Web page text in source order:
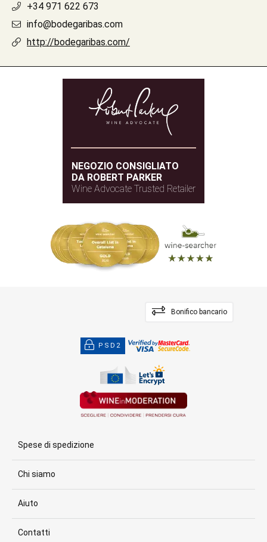
+34 971 622 673
info@bodegaribas.com
http://bodegaribas.com/
NEGOZIO CONSIGLIATO
DA ROBERT PARKER
Wine Advocate Trusted Retailer
Bonifico bancario
PSD2
Spese di spedizione
Chi siamo
Aiuto
Contatti